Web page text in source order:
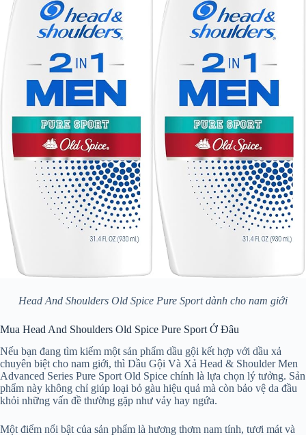
Head And Shoulders Old Spice Pure Sport dành cho nam giới
Mua Head And Shoulders Old Spice Pure Sport Ở Đâu
Nếu bạn đang tìm kiếm một sản phẩm dầu gội kết hợp với dầu xả
chuyên biệt cho nam giới, thì Dầu Gội Và Xả Head & Shoulder Men
Advanced Series Pure Sport Old Spice chính là lựa chọn lý tưởng. Sản
phẩm này không chỉ giúp loại bỏ gàu hiệu quả mà còn bảo vệ da đầu
khỏi những vấn đề thường gặp như vảy hay ngứa.
Một điểm nổi bật của sản phẩm là hương thơm nam tính, tươi mát và